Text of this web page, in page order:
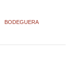
BODEGUERA